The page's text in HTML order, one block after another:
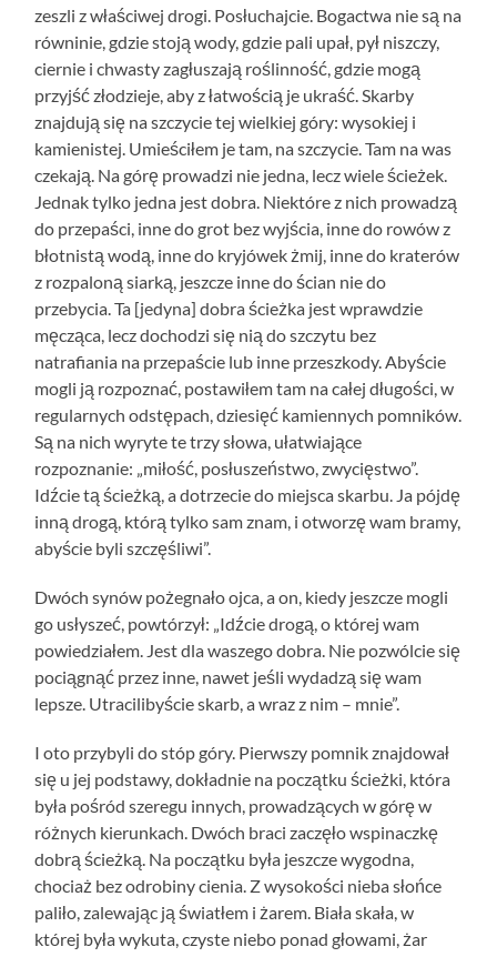
zeszli z właściwej drogi. Posłuchajcie. Bogactwa nie są na
równinie, gdzie stoją wody, gdzie pali upał, pył niszczy,
ciernie i chwasty zagłuszają roślinność, gdzie mogą
przyjść złodzieje, aby z łatwością je ukraść. Skarby
znajdują się na szczycie tej wielkiej góry: wysokiej i
kamienistej. Umieściłem je tam, na szczycie. Tam na was
czekają. Na górę prowadzi nie jedna, lecz wiele ścieżek.
Jednak tylko jedna jest dobra. Niektóre z nich prowadzą
do przepaści, inne do grot bez wyjścia, inne do rowów z
błotnistą wodą, inne do kryjówek żmij, inne do kraterów
z rozpaloną siarką, jeszcze inne do ścian nie do
przebycia. Ta [jedyna] dobra ścieżka jest wprawdzie
męcząca, lecz dochodzi się nią do szczytu bez
natrafiania na przepaście lub inne przeszkody. Abyście
mogli ją rozpoznać, postawiłem tam na całej długości, w
regularnych odstępach, dziesięć kamiennych pomników.
Są na nich wyryte te trzy słowa, ułatwiające
rozpoznanie: „miłość, posłuszeństwo, zwycięstwo”.
Idźcie tą ścieżką, a dotrzecie do miejsca skarbu. Ja pójdę
inną drogą, którą tylko sam znam, i otworzę wam bramy,
abyście byli szczęśliwi”.
Dwóch synów pożegnało ojca, a on, kiedy jeszcze mogli
go usłyszeć, powtórzył: „Idźcie drogą, o której wam
powiedziałem. Jest dla waszego dobra. Nie pozwólcie się
pociągnąć przez inne, nawet jeśli wydadzą się wam
lepsze. Utracilibyście skarb, a wraz z nim – mnie”.
I oto przybyli do stóp góry. Pierwszy pomnik znajdował
się u jej podstawy, dokładnie na początku ścieżki, która
była pośród szeregu innych, prowadzących w górę w
różnych kierunkach. Dwóch braci zaczęło wspinaczkę
dobrą ścieżką. Na początku była jeszcze wygodna,
chociaż bez odrobiny cienia. Z wysokości nieba słońce
paliło, zalewając ją światłem i żarem. Biała skała, w
której była wykuta, czyste niebo ponad głowami, żar